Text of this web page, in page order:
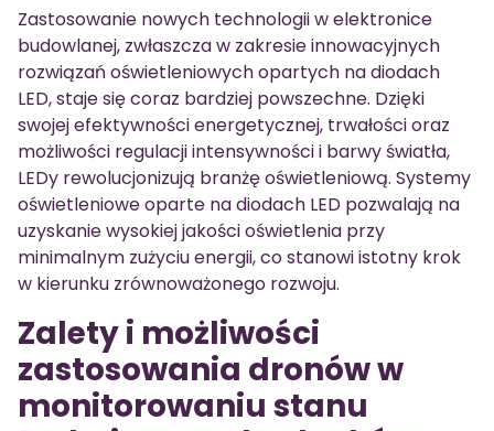
Zastosowanie nowych technologii w elektronice
budowlanej, zwłaszcza w zakresie innowacyjnych
rozwiązań oświetleniowych opartych na diodach
LED, staje się coraz bardziej powszechne. Dzięki
swojej efektywności energetycznej, trwałości oraz
możliwości regulacji intensywności i barwy światła,
LEDy rewolucjonizują branżę oświetleniową. Systemy
oświetleniowe oparte na diodach LED pozwalają na
uzyskanie wysokiej jakości oświetlenia przy
minimalnym zużyciu energii, co stanowi istotny krok
w kierunku zrównoważonego rozwoju.
Zalety i możliwości
zastosowania dronów w
monitorowaniu stanu